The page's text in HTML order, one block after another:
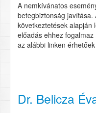
A nemkívánatos
betegbiztonság javítása.
következtetések alapján
előadás ehhez
az alábbi linken
Dr. Belicza